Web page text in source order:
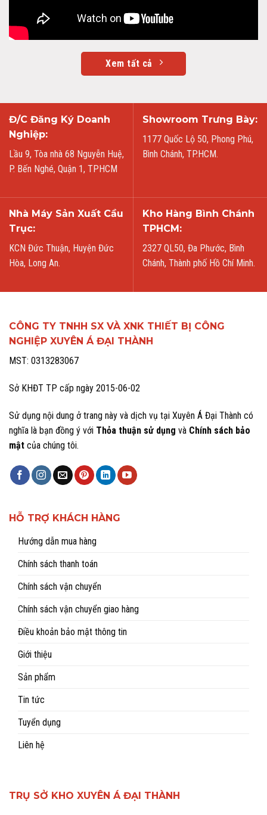
Xem tất cả
Đ/C Đăng Ký Doanh
Nghiệp:
Lầu 9, Tòa nhà 68 Nguyễn Huệ,
P. Bến Nghé, Quận 1, TPHCM
Showroom Trưng Bày:
1177 Quốc Lộ 50, Phong Phú,
Bình Chánh, TP.HCM.
Nhà Máy Sản Xuất Cầu
Trục:
KCN Đức Thuận, Huyện Đức
Hòa, Long An.
Kho Hàng Bình Chánh
TPHCM:
2327 QL50, Đa Phước, Bình
Chánh, Thành phố Hồ Chí Minh.
CÔNG TY TNHH SX VÀ XNK THIẾT BỊ CÔNG
NGHIỆP XUYÊN Á ĐẠI THÀNH
MST: 0313283067
Sở KHĐT TP cấp ngày 2015-06-02
Sử dụng nội dung ở trang này và dịch vụ tại Xuyên Á Đại Thành có
nghĩa là bạn đồng ý với Thỏa thuận sử dụng và Chính sách bảo
mật của chúng tôi.
HỖ TRỢ KHÁCH HÀNG
Hướng dẫn mua hàng
Chính sách thanh toán
Chính sách vận chuyển
Chính sách vận chuyển giao hàng
Điều khoản bảo mật thông tin
Giới thiệu
Sản phẩm
Tin tức
Tuyển dụng
Liên hệ
TRỤ SỞ KHO XUYÊN Á ĐẠI THÀNH